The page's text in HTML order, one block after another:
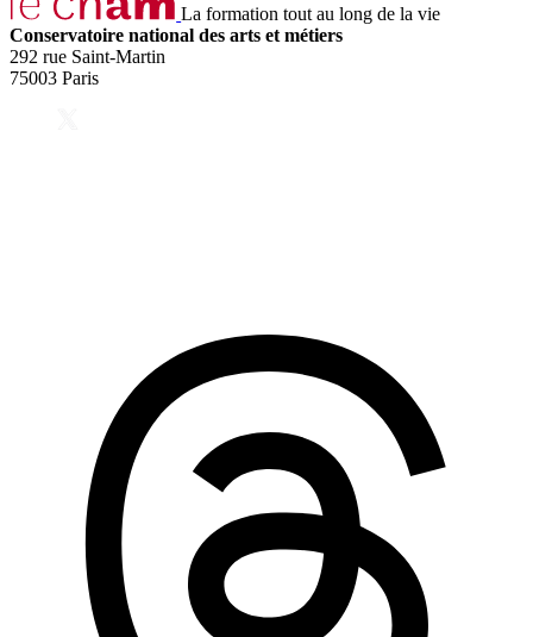
La formation tout au long de la vie
Conservatoire national des arts et métiers
292 rue Saint-Martin
75003 Paris